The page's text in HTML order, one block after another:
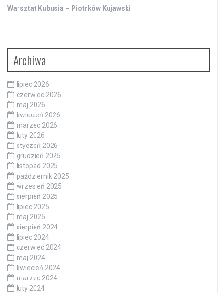
Warsztat Kubusia – Piotrków Kujawski
Archiwa
lipiec 2026
czerwiec 2026
maj 2026
kwiecień 2026
marzec 2026
luty 2026
styczeń 2026
grudzień 2025
listopad 2025
październik 2025
wrzesień 2025
sierpień 2025
lipiec 2025
maj 2025
sierpień 2024
lipiec 2024
czerwiec 2024
maj 2024
kwiecień 2024
marzec 2024
luty 2024